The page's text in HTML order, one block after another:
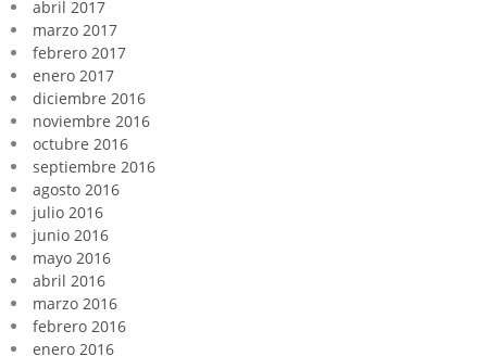
abril 2017
marzo 2017
febrero 2017
enero 2017
diciembre 2016
noviembre 2016
octubre 2016
septiembre 2016
agosto 2016
julio 2016
junio 2016
mayo 2016
abril 2016
marzo 2016
febrero 2016
enero 2016